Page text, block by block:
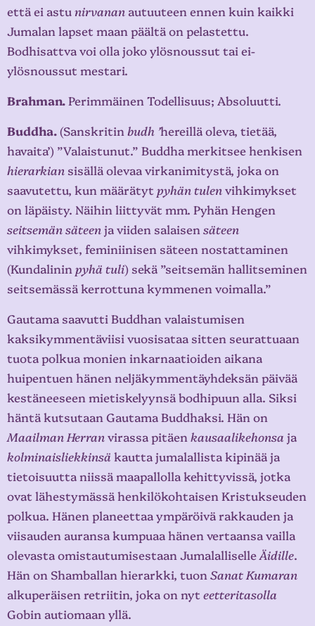
että ei astunirvanan autuuteen ennen kuin kaikki
Jumalan lapset maan päältä on pelastettu.
Bodhisattva voi olla joko ylösnoussut tai ei-
ylösnoussut mestari.
Brahman.Perimmäinen Todellisuus; Absoluutti.
Buddha.(Sanskritin budh ’hereillä oleva, tietää,
havaita’) ”Valaistunut.” Buddha merkitsee henkisen
hierarkian sisällä olevaa virkanimitystä, joka on
saavutettu, kun määrätytpyhän tulenvihkimykset
on läpäisty. Näihin liittyvät mm. Pyhän Hengen
seitsemän säteen ja viiden salaisen säteen
vihkimykset, feminiinisen säteen nostattaminen
(Kundalinin pyhä tuli) sekä ”seitsemän hallitseminen
seitsemässä kerrottuna kymmenen voimalla.”
Gautama saavutti Buddhan valaistumisen
kaksikymmentäviisi vuosisataa sitten seurattuaan
tuota polkua monien inkarnaatioiden aikana
huipentuen hänen neljäkymmentäyhdeksän päivää
kestäneeseen mietiskelyynsä bodhipuun alla. Siksi
häntä kutsutaan Gautama Buddhaksi. Hän on
Maailman Herranvirassa pitäen kausaalikehonsa ja
kolminaisliekkinsä kautta jumalallista kipinää ja
tietoisuutta niissä maapallolla kehittyvissä, jotka
ovat lähestymässä henkilökohtaisen Kristukseuden
polkua. Hänen planeettaa ympäröivä rakkauden ja
viisauden auransa kumpuaa hänen vertaansa vailla
olevasta omistautumisestaan JumalalliselleÄidille.
Hän on Shamballan hierarkki, tuon Sanat Kumaran
alkuperäisen retriitin, joka on nyteetteritasolla
Gobin autiomaan yllä.